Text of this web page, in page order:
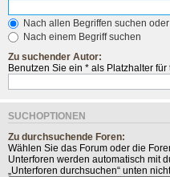
Nach allen Begriffen suchen
Nach einem Begriff suchen
Zu suchender Autor:
Benutzen Sie ein * als Platzhalter
SUCHOPTIONEN
Zu durchsuchende Foren:
Wählen Sie das Forum oder die
Unterforen werden automatisch mit
„Unterforen durchsuchen“ unten